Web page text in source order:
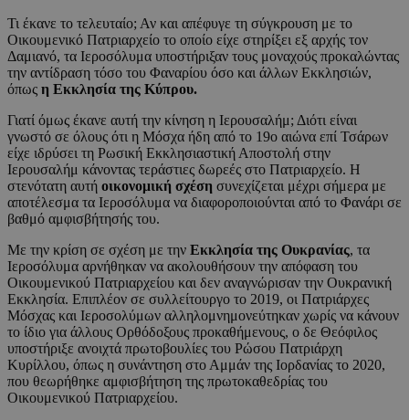
Τι έκανε το τελευταίο; Αν και απέφυγε τη σύγκρουση με το
Οικουμενικό Πατριαρχείο το οποίο είχε στηρίξει εξ αρχής τον
Δαμιανό, τα Ιεροσόλυμα υποστήριξαν τους μοναχούς προκαλώντας
την αντίδραση τόσο του Φαναρίου όσο και άλλων Εκκλησιών,
όπως η Εκκλησία της Κύπρου.
Γιατί όμως έκανε αυτή την κίνηση η Ιερουσαλήμ; Διότι είναι
γνωστό σε όλους ότι η Μόσχα ήδη από το 19ο αιώνα επί Τσάρων
είχε ιδρύσει τη Ρωσική Εκκλησιαστική Αποστολή στην
Ιερουσαλήμ κάνοντας τεράστιες δωρεές στο Πατριαρχείο. Η
στενότατη αυτή οικονομική σχέση συνεχίζεται μέχρι σήμερα με
αποτέλεσμα τα Ιεροσόλυμα να διαφοροποιούνται από το Φανάρι σε
βαθμό αμφισβήτησής του.
Με την κρίση σε σχέση με την Εκκλησία της Ουκρανίας, τα
Ιεροσόλυμα αρνήθηκαν να ακολουθήσουν την απόφαση του
Οικουμενικού Πατριαρχείου και δεν αναγνώρισαν την Ουκρανική
Εκκλησία. Επιπλέον σε συλλείτουργο το 2019, οι Πατριάρχες
Μόσχας και Ιεροσολύμων αλληλομνημονεύτηκαν χωρίς να κάνουν
το ίδιο για άλλους Ορθόδοξους προκαθήμενους, ο δε Θεόφιλος
υποστήριξε ανοιχτά πρωτοβουλίες του Ρώσου Πατριάρχη
Κυρίλλου, όπως η συνάντηση στο Αμμάν της Ιορδανίας το 2020,
που θεωρήθηκε αμφισβήτηση της πρωτοκαθεδρίας του
Οικουμενικού Πατριαρχείου.